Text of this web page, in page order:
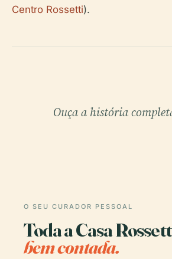
Centro Rossetti).
Ouça a história
O SEU CURADOR PESSOAL
Toda a Casa
bem contada.